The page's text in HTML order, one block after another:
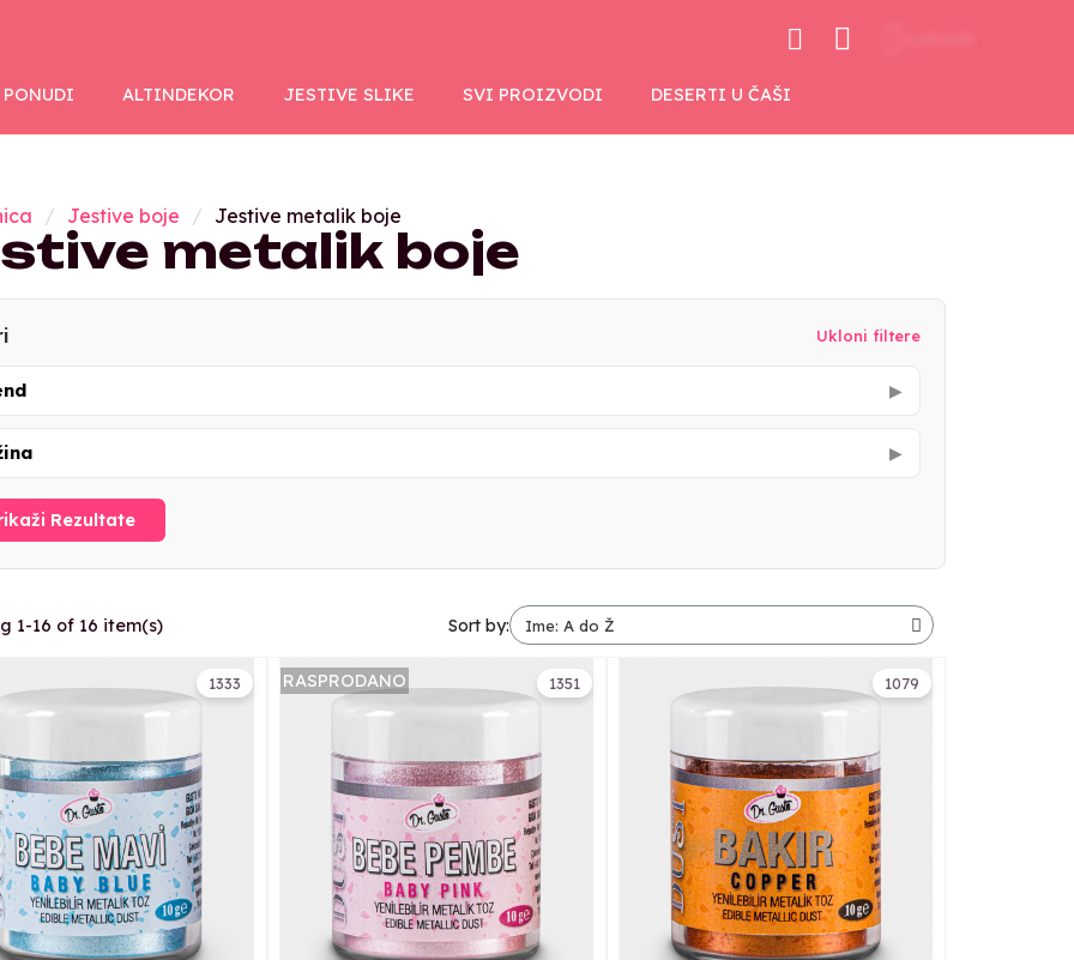
ALTINDEKOR JESTIVE SLIKE SVI PROIZVODI DESERTI U ČAŠI
Jestive boje Jestive metalik boje
metalik boje
Ukloni filtere
▶
▶
Rezultate
1-16 of 16 item(s) Sort by:
1333 1351
RASPRODANO 1079